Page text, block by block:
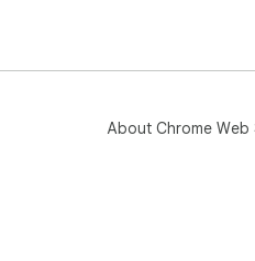
About Chrome Web